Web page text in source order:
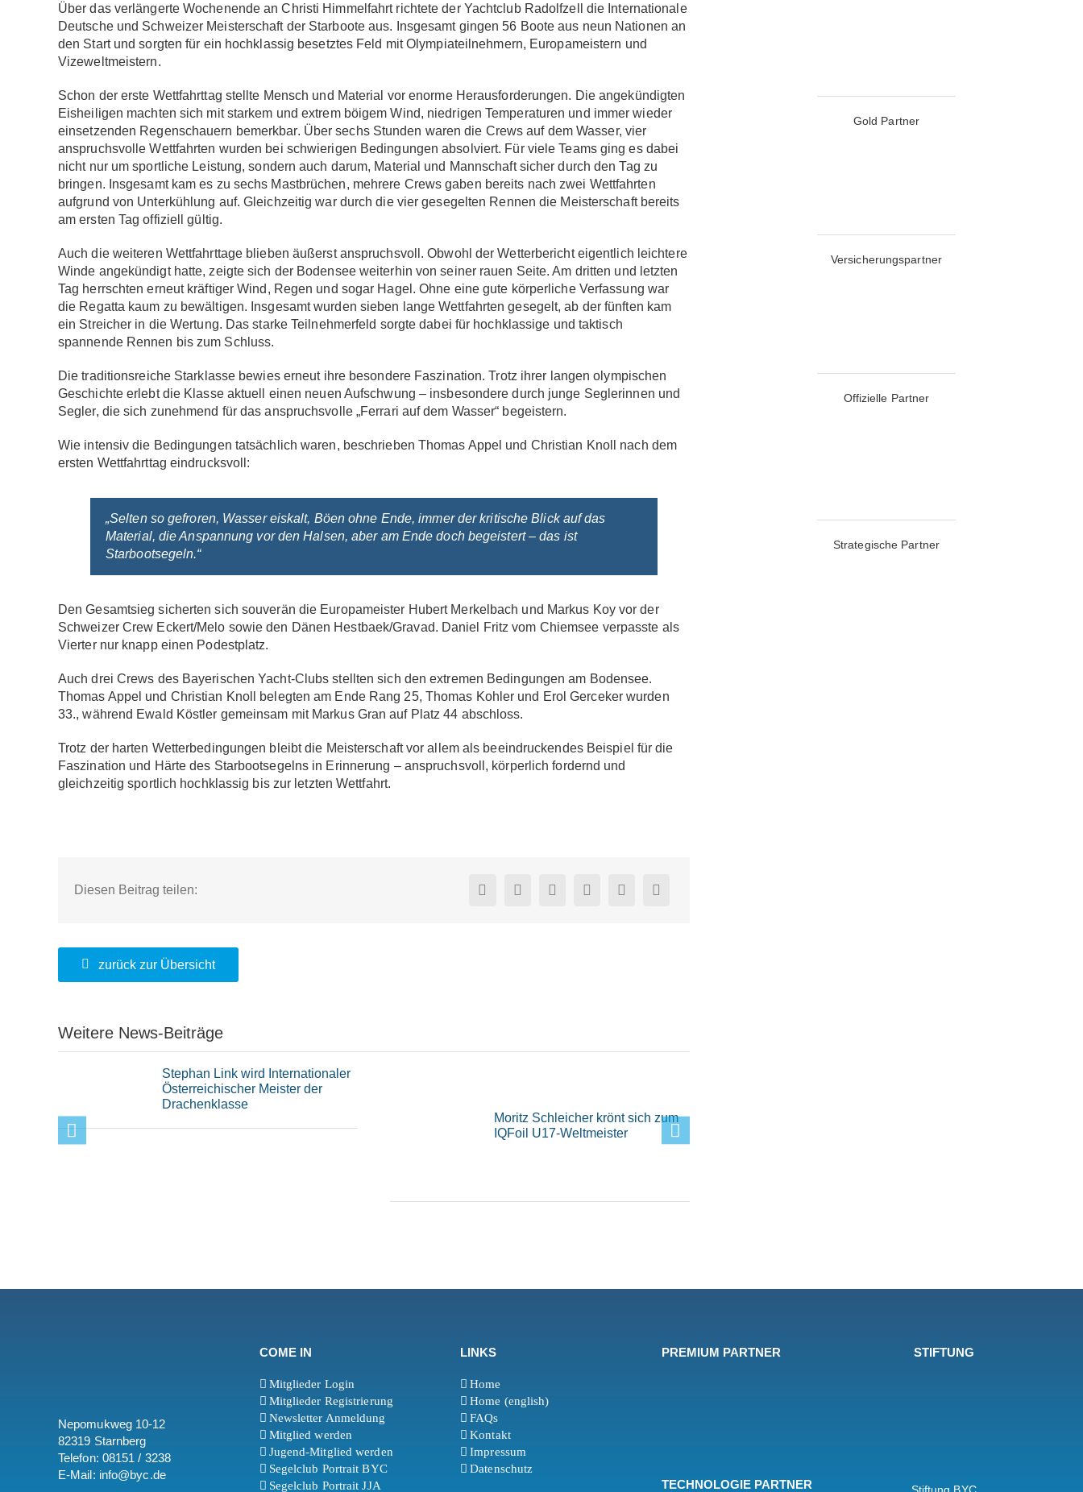
Über das verlängerte Wochenende an Christi Himmelfahrt richtete der Yachtclub Radolfzell die Internationale
Deutsche und Schweizer Meisterschaft der Starboote aus. Insgesamt gingen 56 Boote aus neun Nationen an
den Start und sorgten für ein hochklassig besetztes Feld mit Olympiateilnehmern, Europameistern und
Vizeweltmeistern.
Schon der erste Wettfahrttag stellte Mensch und Material vor enorme Herausforderungen. Die angekündigten
Eisheiligen machten sich mit starkem und extrem böigem Wind, niedrigen Temperaturen und immer wieder
einsetzenden Regenschauern bemerkbar. Über sechs Stunden waren die Crews auf dem Wasser, vier
anspruchsvolle Wettfahrten wurden bei schwierigen Bedingungen absolviert. Für viele Teams ging es dabei
nicht nur um sportliche Leistung, sondern auch darum, Material und Mannschaft sicher durch den Tag zu
bringen. Insgesamt kam es zu sechs Mastbrüchen, mehrere Crews gaben bereits nach zwei Wettfahrten
aufgrund von Unterkühlung auf. Gleichzeitig war durch die vier gesegelten Rennen die Meisterschaft bereits
am ersten Tag offiziell gültig.
Auch die weiteren Wettfahrttage blieben äußerst anspruchsvoll. Obwohl der Wetterbericht eigentlich leichtere
Winde angekündigt hatte, zeigte sich der Bodensee weiterhin von seiner rauen Seite. Am dritten und letzten
Tag herrschten erneut kräftiger Wind, Regen und sogar Hagel. Ohne eine gute körperliche Verfassung war
die Regatta kaum zu bewältigen. Insgesamt wurden sieben lange Wettfahrten gesegelt, ab der fünften kam
ein Streicher in die Wertung. Das starke Teilnehmerfeld sorgte dabei für hochklassige und taktisch
spannende Rennen bis zum Schluss.
Die traditionsreiche Starklasse bewies erneut ihre besondere Faszination. Trotz ihrer langen olympischen
Geschichte erlebt die Klasse aktuell einen neuen Aufschwung – insbesondere durch junge Seglerinnen und
Segler, die sich zunehmend für das anspruchsvolle „Ferrari auf dem Wasser“ begeistern.
Wie intensiv die Bedingungen tatsächlich waren, beschrieben Thomas Appel und Christian Knoll nach dem
ersten Wettfahrttag eindrucksvoll:
„Selten so gefroren, Wasser eiskalt, Böen ohne Ende, immer der kritische Blick auf das
Material, die Anspannung vor den Halsen, aber am Ende doch begeistert – das ist
Starbootsegeln.“
Den Gesamtsieg sicherten sich souverän die Europameister Hubert Merkelbach und Markus Koy vor der
Schweizer Crew Eckert/Melo sowie den Dänen Hestbaek/Gravad. Daniel Fritz vom Chiemsee verpasste als
Vierter nur knapp einen Podestplatz.
Auch drei Crews des Bayerischen Yacht-Clubs stellten sich den extremen Bedingungen am Bodensee.
Thomas Appel und Christian Knoll belegten am Ende Rang 25, Thomas Kohler und Erol Gerceker wurden
33., während Ewald Köstler gemeinsam mit Markus Gran auf Platz 44 abschloss.
Trotz der harten Wetterbedingungen bleibt die Meisterschaft vor allem als beeindruckendes Beispiel für die
Faszination und Härte des Starbootsegelns in Erinnerung – anspruchsvoll, körperlich fordernd und
gleichzeitig sportlich hochklassig bis zur letzten Wettfahrt.
Diesen Beitrag teilen:
zurück zur Übersicht
Weitere News-Beiträge
Stephan Link wird Internationaler
Österreichischer Meister der
Drachenklasse
Moritz Schleicher krönt sich zum
IQFoil U17-Weltmeister
Gold Partner
Versicherungspartner
Offizielle Partner
Strategische Partner
Nepomukweg 10-12
82319 Starnberg
Telefon: 08151 / 3238
E-Mail: info@byc.de
COME IN
Mitglieder Login
Mitglieder Registrierung
Newsletter Anmeldung
Mitglied werden
Jugend-Mitglied werden
Segelclub Portrait BYC
Segelclub Portrait JJA
LINKS
Home
Home (english)
FAQs
Kontakt
Impressum
Datenschutz
PREMIUM PARTNER
TECHNOLOGIE PARTNER
STIFTUNG